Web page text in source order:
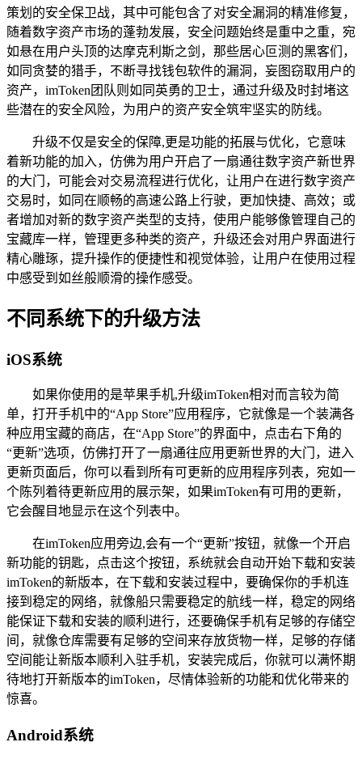
策划的安全保卫战，其中可能包含了对安全漏洞的精准修复，
随着数字资产市场的蓬勃发展，安全问题始终是重中之重，宛
如悬在用户头顶的达摩克利斯之剑，那些居心叵测的黑客们，
如同贪婪的猎手，不断寻找钱包软件的漏洞，妄图窃取用户的
资产，imToken团队则如同英勇的卫士，通过升级及时封堵这
些潜在的安全风险，为用户的资产安全筑牢坚实的防线。
升级不仅是安全的保障,更是功能的拓展与优化，它意味
着新功能的加入，仿佛为用户开启了一扇通往数字资产新世界
的大门，可能会对交易流程进行优化，让用户在进行数字资产
交易时，如同在顺畅的高速公路上行驶，更加快捷、高效；或
者增加对新的数字资产类型的支持，使用户能够像管理自己的
宝藏库一样，管理更多种类的资产，升级还会对用户界面进行
精心雕琢，提升操作的便捷性和视觉体验，让用户在使用过程
中感受到如丝般顺滑的操作感受。
不同系统下的升级方法
iOS系统
如果你使用的是苹果手机,升级imToken相对而言较为简
单，打开手机中的“App Store”应用程序，它就像是一个装满各
种应用宝藏的商店，在“App Store”的界面中，点击右下角的
“更新”选项，仿佛打开了一扇通往应用更新世界的大门，进入
更新页面后，你可以看到所有可更新的应用程序列表，宛如一
个陈列着待更新应用的展示架，如果imToken有可用的更新，
它会醒目地显示在这个列表中。
在imToken应用旁边,会有一个“更新”按钮，就像一个开启
新功能的钥匙，点击这个按钮，系统就会自动开始下载和安装
imToken的新版本，在下载和安装过程中，要确保你的手机连
接到稳定的网络，就像船只需要稳定的航线一样，稳定的网络
能保证下载和安装的顺利进行，还要确保手机有足够的存储空
间，就像仓库需要有足够的空间来存放货物一样，足够的存储
空间能让新版本顺利入驻手机，安装完成后，你就可以满怀期
待地打开新版本的imToken，尽情体验新的功能和优化带来的
惊喜。
Android系统